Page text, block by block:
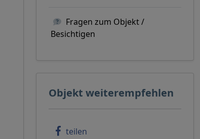
Fragen zum Objekt /
Besichtigen
Objekt weiterempfehlen
teilen